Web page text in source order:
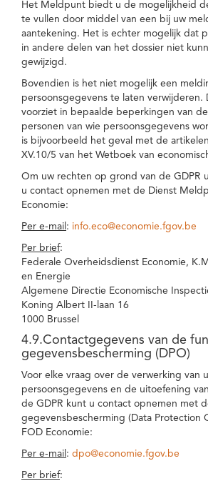
Het Meldpunt biedt u de mogelijkheid
te vullen door middel van een bij uw
aantekening. Het is echter mogelijk dat
in andere delen van het dossier niet
gewijzigd.
Bovendien is het niet mogelijk een
persoonsgegevens te laten verwijderen.
voorziet in bepaalde beperkingen van
personen van wie persoonsgegevens
is bijvoorbeeld het geval met de
XV.10/5 van het Wetboek van
Om uw rechten op grond van de GDPR
u contact opnemen met de Dienst
Economie:
Per e-mail : info.eco@economie.fgov.be
Per brief:
Federale Overheidsdienst Economie,
en Energie
Algemene Directie Economische
Koning Albert II-laan 16
1000 Brussel
4.9.Contactgegevens van de
gegevensbescherming (DPO)
Voor elke vraag over de verwerking van
persoonsgegevens en de uitoefening
de GDPR kunt u contact opnemen met
gegevensbescherming (Data Protection
FOD Economie:
Per e-mail : dpo@economie.fgov.be
Per brief: